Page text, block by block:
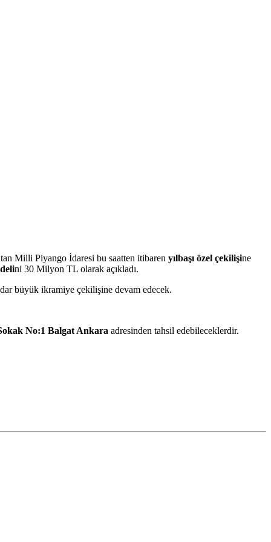
Milli Piyango İdaresi bu saatten itibaren yılbaşı özel çekilişine
ni 30 Milyon TL olarak açıkladı.
büyük ikramiye çekilişine devam edecek.
No:1 Balgat Ankara adresinden tahsil edebileceklerdir.